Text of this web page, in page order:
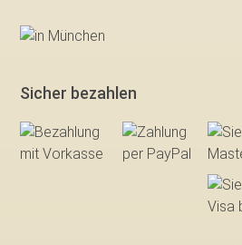
Sicher bezahlen